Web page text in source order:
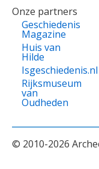
Onze partners
Geschiedenis
Magazine
Huis van
Hilde
Isgeschiedenis.nl
Rijksmuseum
van
Oudheden
© 2010-2026